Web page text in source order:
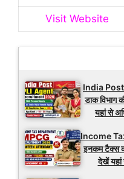
Visit Website
India
डाक विभाग
यहां से
Income
इनकम टैक्स
देखें